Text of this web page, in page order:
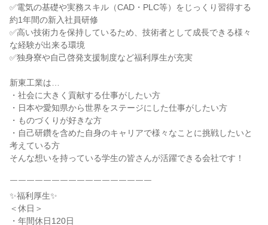
✅電気の基礎や実務スキル（CAD・PLC等）をじっくり習得する
約1年間の新入社員研修
✅高い技術力を保持しているため、技術者として成長できる様々
な経験が出来る環境
✅独身寮や自己啓発支援制度など福利厚生が充実
新東工業は…
・社会に大きく貢献する仕事がしたい方
・日本や愛知県から世界をステージにした仕事がしたい方
・ものづくりが好きな方
・自己研鑽を含めた自身のキャリアで様々なことに挑戦したいと
考えている方
そんな想いを持っている学生の皆さんが活躍できる会社です！
￣￣￣￣￣￣￣￣￣￣￣￣￣￣￣￣￣
✨福利厚生✨
＜休日＞
・年間休日120日